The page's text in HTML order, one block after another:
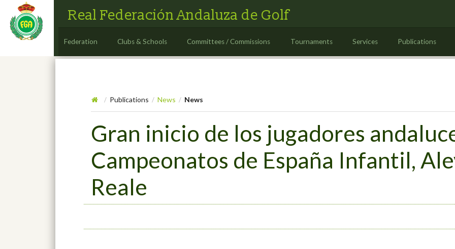
Real Federación Andaluza de Golf
Federation Clubs & Schools Committees / Commissions Tournaments Services Publications
/ Publications / News / News
Gran inicio de los jugadores
Campeonatos de España Infantil,
Reale